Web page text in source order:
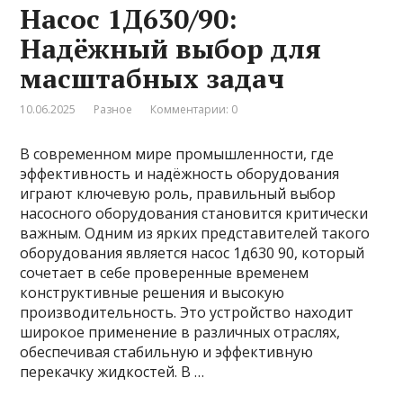
Насос 1Д630/90:
Надёжный выбор для
масштабных задач
10.06.2025 Разное Комментарии: 0
В современном мире промышленности, где
эффективность и надёжность оборудования
играют ключевую роль, правильный выбор
насосного оборудования становится критически
важным. Одним из ярких представителей такого
оборудования является насос 1д630 90, который
сочетает в себе проверенные временем
конструктивные решения и высокую
производительность. Это устройство находит
широкое применение в различных отраслях,
обеспечивая стабильную и эффективную
перекачку жидкостей. В …